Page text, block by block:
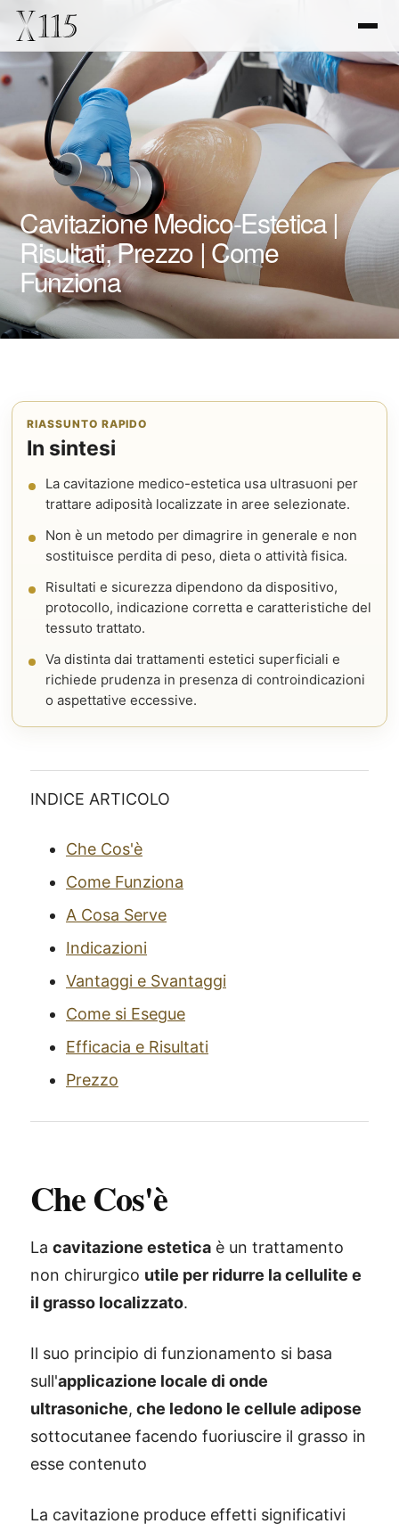
Cavitazione Medico-Estetica |
Risultati, Prezzo | Come
Funziona
RIASSUNTO RAPIDO
In sintesi
La cavitazione medico-estetica usa ultrasuoni per
trattare adiposità localizzate in aree selezionate.
Non è un metodo per dimagrire in generale e non
sostituisce perdita di peso, dieta o attività fisica.
Risultati e sicurezza dipendono da dispositivo,
protocollo, indicazione corretta e caratteristiche del
tessuto trattato.
Va distinta dai trattamenti estetici superficiali e
richiede prudenza in presenza di controindicazioni
o aspettative eccessive.
INDICE ARTICOLO
Che Cos'è
Come Funziona
A Cosa Serve
Indicazioni
Vantaggi e Svantaggi
Come si Esegue
Efficacia e Risultati
Prezzo
Che Cos'è
La cavitazione estetica è un trattamento
non chirurgico utile per ridurre la cellulite e
il grasso localizzato.
Il suo principio di funzionamento si basa
sull'applicazione locale di onde
ultrasoniche, che ledono le cellule adipose
sottocutanee facendo fuoriuscire il grasso in
esse contenuto
La cavitazione produce effetti significativi